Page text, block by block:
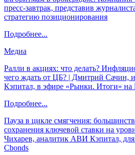
пресс-завтрак, представив
стратегию позиционирования
Подробнее...
Медиа
Ралли в акциях: что делать?
чего ждать от ЦБ? | Дмитрий Сачин,
Кэпитал, в эфире «Рынки. Итоги»
Подробнее...
Пауза в цикле смягчения:
сохранения ключевой ставки на
Чихарев, аналитик АВИ Кэпитал, для
Cbonds